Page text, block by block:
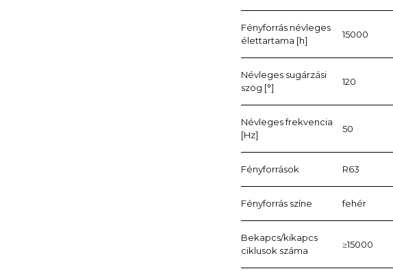
Fényforrás névleges
élettartama [h]
15000
Névleges sugárzási
szög [°]
120
Névleges frekvencia
[Hz]
50
Fényforrások R63
Fényforrás színe fehér
Bekapcs/kikapcs
ciklusok száma
≥15000